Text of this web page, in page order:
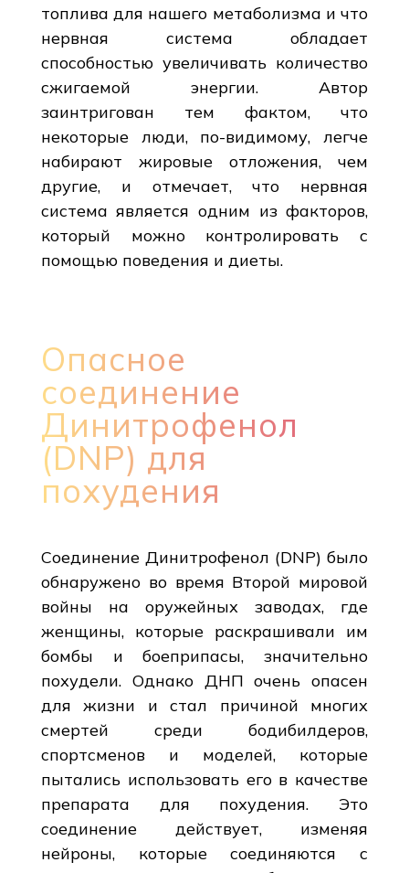
топлива для нашего метаболизма и что
нервная система обладает
способностью увеличивать количество
сжигаемой энергии. Автор
заинтригован тем фактом, что
некоторые люди, по-видимому, легче
набирают жировые отложения, чем
другие, и отмечает, что нервная
система является одним из факторов,
который можно контролировать с
помощью поведения и диеты.
Опасное
соединение
Динитрофенол
(DNP) для
похудения
Соединение Динитрофенол (DNP) было
обнаружено во время Второй мировой
войны на оружейных заводах, где
женщины, которые раскрашивали им
бомбы и боеприпасы, значительно
похудели. Однако ДНП очень опасен
для жизни и стал причиной многих
смертей среди бодибилдеров,
спортсменов и моделей, которые
пытались использовать его в качестве
препарата для похудения. Это
соединение действует, изменяя
нейроны, которые соединяются с